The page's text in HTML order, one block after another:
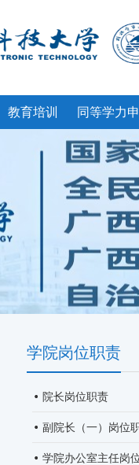
教育培训 同等学力
学院岗位职责
院长岗位职责
副院长（一）岗位
学院办公室主任岗